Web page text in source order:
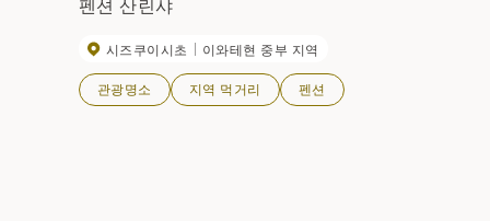
시즈쿠이시초 이와테현 중부 지역
관광명소 지역 먹거리 펜션